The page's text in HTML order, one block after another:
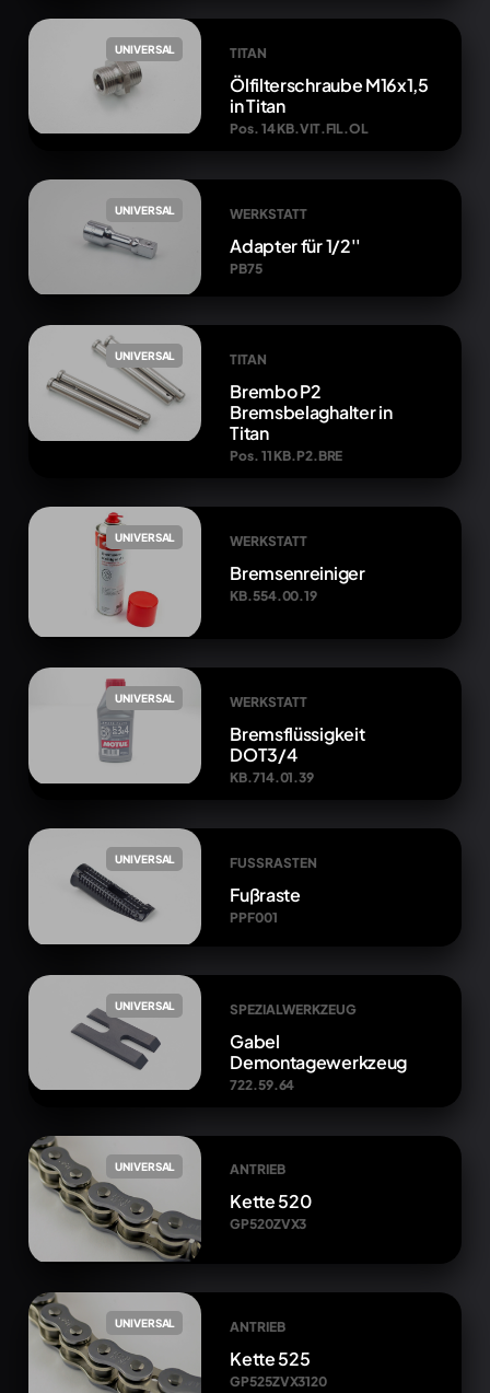
UNIVERSAL TITAN
Ölfilterschraube M16x1,5
in Titan
Pos. 14 KB.VIT.FIL.OL
UNIVERSAL WERKSTATT
Adapter für 1/2''
PB75
UNIVERSAL TITAN
Brembo P2
Bremsbelaghalter in
Titan
Pos. 11 KB.P2.BRE
UNIVERSAL WERKSTATT
Bremsenreiniger
KB.554.00.19
UNIVERSAL WERKSTATT
Bremsflüssigkeit
DOT3/4
KB.714.01.39
UNIVERSAL FUSSRASTEN
Fußraste
PPF001
UNIVERSAL SPEZIALWERKZEUG
Gabel
Demontagewerkzeug
722.59.64
UNIVERSAL ANTRIEB
Kette 520
GP520ZVX3
UNIVERSAL ANTRIEB
Kette 525
GP525ZVX3120